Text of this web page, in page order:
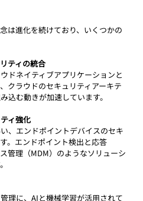
は進化を続けており、いくつかの
ティの統合
ドネイティブアプリケーションと
クラウドのセキュリティアーキテ
込む動きが加速しています。
ィ強化
、エンドポイントデバイスのセキ
。エンドポイント検出と応答
管理（MDM）のようなソリューシ
理に、AIと機械学習が活用されて